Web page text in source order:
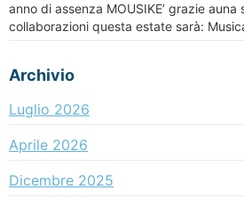
anno di assenza MOUSIKE’ grazie
collaborazioni questa estate sarà:
Archivio
Luglio 2026
Aprile 2026
Dicembre 2025